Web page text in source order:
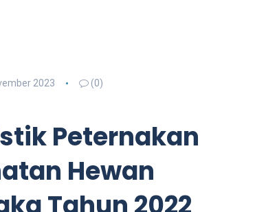
2023 (0)
Peternakan
Hewan